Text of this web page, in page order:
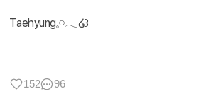
Taehyung𓈒𓏸𓂃໒꒱
152 96